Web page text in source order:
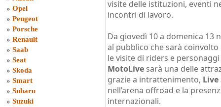
» Opel
» Peugeot
» Porsche
» Renault
» Saab
» Seat
» Skoda
» Smart
» Subaru
» Suzuki
visite delle istituzioni, eventi
incontri di lavoro.
Da giovedì 10 a domenica 13
al pubblico che sarà
le visite di riders e personaggi
MotoLive sarà una delle
grazie a intrattenimento, Live
nell’arena offroad e la
internazionali.